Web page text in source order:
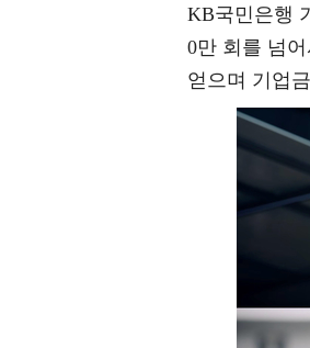
KB국민은행
0만 회를 넘
얻으며 기업